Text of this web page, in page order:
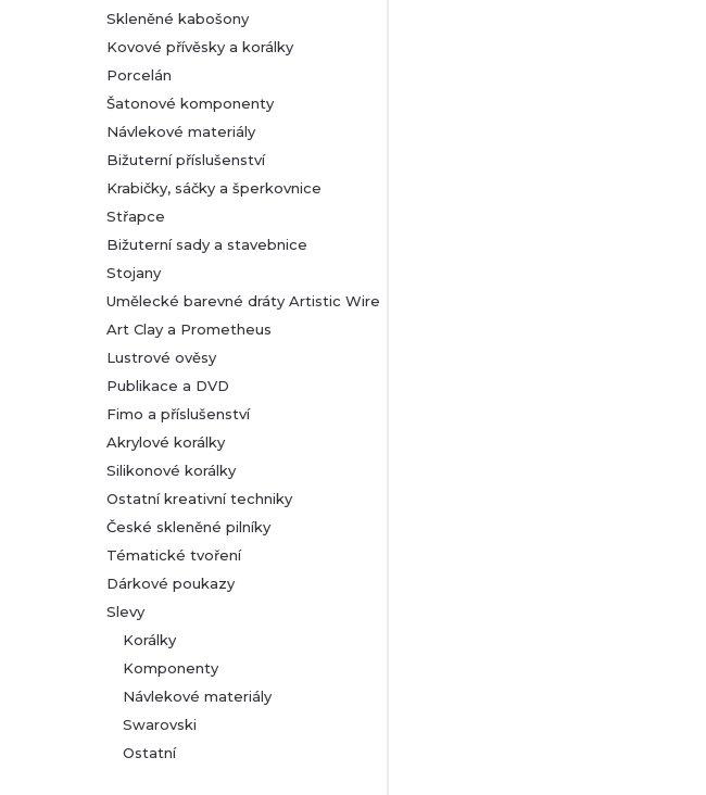
Skleněné kabošony
Kovové přívěsky a korálky
Porcelán
Šatonové komponenty
Návlekové materiály
Bižuterní příslušenství
Krabičky, sáčky a šperkovnice
Střapce
Bižuterní sady a stavebnice
Stojany
Umělecké barevné dráty Artistic Wire
Art Clay a Prometheus
Lustrové ověsy
Publikace a DVD
Fimo a příslušenství
Akrylové korálky
Silikonové korálky
Ostatní kreativní techniky
České skleněné pilníky
Tématické tvoření
Dárkové poukazy
Slevy
Korálky
Komponenty
Návlekové materiály
Swarovski
Ostatní